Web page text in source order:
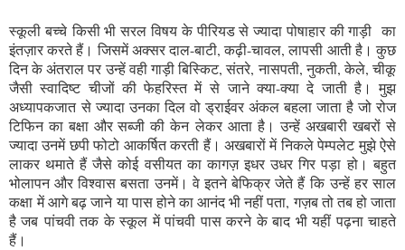
स्कूली बच्चे किसी भी सरल विषय के पीरियड से ज्यादा पोषाहार की गाड़ी का
इंतज़ार करते हैं। जिसमें अक्सर दाल-बाटी, कढ़ी-चावल, लापसी आती है। कुछ
दिन के अंतराल पर उन्हें वही गाड़ी बिस्किट, संतरे, नासपती, नुकती, केले, चीकू
जैसी स्वादिष्ट चीजों की फेहरिस्त में से जाने क्या-क्या दे जाती है। मुझ
अध्यापकजात से ज्यादा उनका दिल वो ड्राईवर अंकल बहला जाता है जो रोज
टिफिन का बक्षा और सब्जी की केन लेकर आता है। उन्हें अखबारी खबरों से
ज्यादा उनमें छपी फोटो आकर्षित करती हैं। अखबारों में निकले पेम्पलेट मुझे ऐसे
लाकर थमाते हैं जैसे कोई वसीयत का कागज़ इधर उधर गिर पड़ा हो। बहुत
भोलापन और विश्वास बसता उनमें। वे इतने बेफिक्र जेते हैं कि उन्हें हर साल
कक्षा में आगे बढ़ जाने या पास होने का आनंद भी नहीं पता, गज़ब तो तब हो जाता
है जब पांचवी तक के स्कूल में पांचवी पास करने के बाद भी यहीं पढ़ना चाहते
हैं।